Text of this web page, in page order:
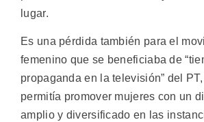
lugar.
Es una pérdida también para el
femenino que se beneficiaba de
propaganda en la televisión” del
permitía promover mujeres con un
amplio y diversificado en las